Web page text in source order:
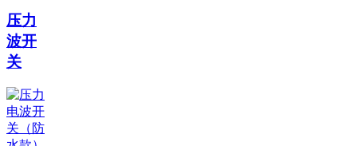
压力
波开
关